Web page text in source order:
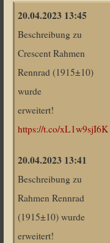
20.04.2023 13:45
Beschreibung zu
Crescent Rahmen
Rennrad (1915±10)
wurde
erweitert!
https://t.co/xL1w9sjI6K
20.04.2023 13:41
Beschreibung zu
Rahmen Rennrad
(1915±10) wurde
erweitert!